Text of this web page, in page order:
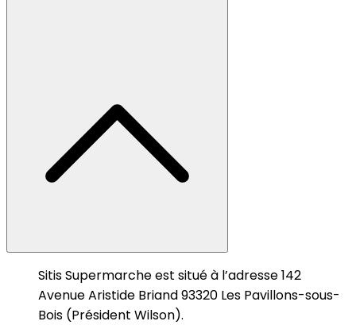
Sitis Supermarche est situé à l’adresse 142
Avenue Aristide Briand 93320 Les Pavillons-sous-
Bois (Président Wilson).